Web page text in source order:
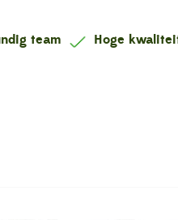
team
Hoge